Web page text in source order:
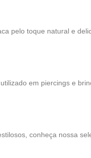
pelo toque natural e
em piercings e
conheça nossa